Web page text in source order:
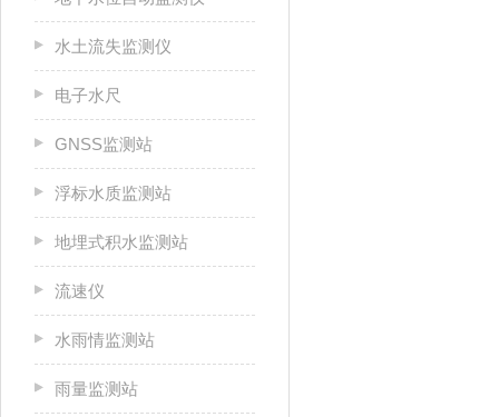
水土流失监测仪
电子水尺
GNSS监测站
浮标水质监测站
地埋式积水监测站
流速仪
水雨情监测站
雨量监测站